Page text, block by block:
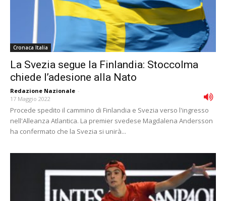
Cronaca Italia
La Svezia segue la Finlandia: Stoccolma
chiede l’adesione alla Nato
Redazione Nazionale -
17 Maggio 2022
Procede spedito il cammino di Finlandia e Svezia verso l'ingresso
nell'Alleanza Atlantica. La premier svedese Magdalena Andersson
ha confermato che la Svezia si unirà...